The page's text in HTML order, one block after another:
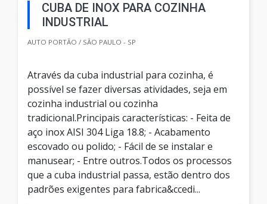
CUBA DE INOX PARA COZINHA
INDUSTRIAL
AUTO PORTÃO / SÃO PAULO - SP
Através da cuba industrial para cozinha, é
possível se fazer diversas atividades, seja em
cozinha industrial ou cozinha
tradicional.Principais características: - Feita de
aço inox AISI 304 Liga 18.8; - Acabamento
escovado ou polido; - Fácil de se instalar e
manusear; - Entre outros.Todos os processos
que a cuba industrial passa, estão dentro dos
padrões exigentes para fabrica&ccedi...